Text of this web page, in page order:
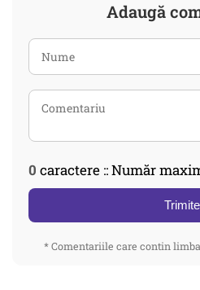
Adaugă
0 caractere :: Număr
Trimite
* Comentariile care contin